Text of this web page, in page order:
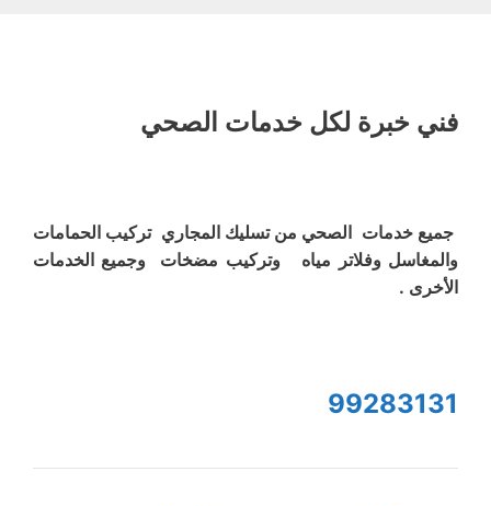
فني خبرة لكل خدمات الصحي
جميع خدمات الصحي من تسليك المجاري تركيب الحمامات
والمغاسل وفلاتر مياه وتركيب مضخات وجميع الخدمات
الأخرى .
99283131